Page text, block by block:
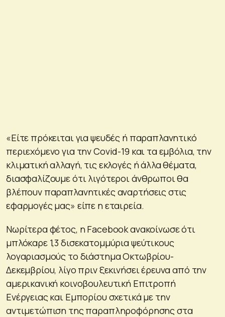
«Είτε πρόκειται για ψευδές ή παραπλανητικό
περιεχόμενο για την Covid-19 και τα εμβόλια, την
κλιματική αλλαγή, τις εκλογές ή άλλα θέματα,
διασφαλίζουμε ότι λιγότεροι άνθρωποι θα
βλέπουν παραπλανητικές αναρτήσεις στις
εφαρμογές μας» είπε η εταιρεία.
Νωρίτερα φέτος, η Facebook ανακοίνωσε ότι
μπλόκαρε 1,3 δισεκατομμύρια ψεύτικους
λογαριασμούς το διάστημα Οκτωβρίου-
Δεκεμβρίου, λίγο πριν ξεκινήσει έρευνα από την
αμερικανική κοινοβουλευτική Επιτροπή
Ενέργειας και Εμπορίου σχετικά με την
αντιμετώπιση της παραπληροφόρησης στα